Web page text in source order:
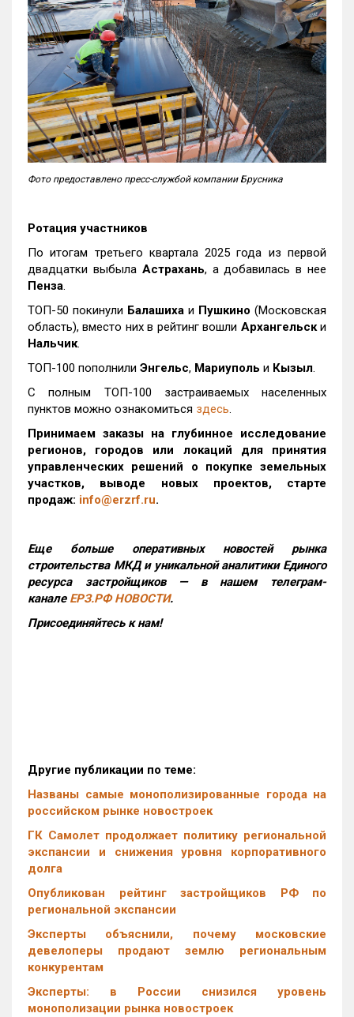
Фото предоставлено пресс-службой компании Брусника
Ротация участников
По итогам третьего квартала 2025 года из первой
двадцатки выбыла Астрахань, а добавилась в нее
Пенза.
ТОП-50 покинули Балашиха и Пушкино (Московская
область), вместо них в рейтинг вошли Архангельски
Нальчик.
ТОП-100 пополнили Энгельс, Мариуполь и Кызыл.
С полным ТОП-100 застраиваемых населенных
пунктов можно ознакомиться здесь.
Принимаем заказы на глубинное исследование
регионов, городов или локаций для принятия
управленческих решений о покупке земельных
участков, выводе новых проектов, старте
продаж: info@erzrf.ru.
Еще больше оперативных новостей рынка
строительства МКД и уникальной аналитики Единого
ресурса застройщиков — в нашем телеграм-
канале ЕРЗ.РФ НОВОСТИ.
Присоединяйтесь к нам!
Другие публикации по теме:
Названы самые монополизированные города на
российском рынке новостроек
ГК Самолет продолжает политику региональной
экспансии и снижения уровня корпоративного
долга
Опубликован рейтинг застройщиков РФ по
региональной экспансии
Эксперты объяснили, почему московские
девелоперы продают землю региональным
конкурентам
Эксперты: в России снизился уровень
монополизации рынка новостроек